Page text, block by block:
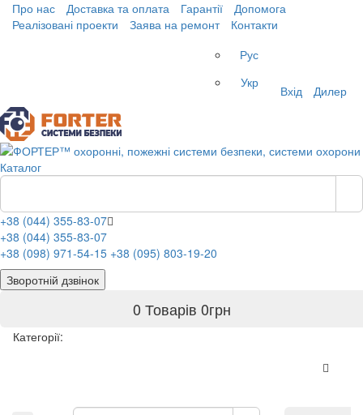
Про нас Доставка та оплата Гарантії
Допомога
Реалізовані проекти
Заява на ремонт
Контакти
Рус
Укр
Вхід Дилер
Каталог
+38 (044) 355-83-07
+38 (044) 355-83-07
+38 (098) 971-54-15 +38 (095) 803-19-20
Зворотній дзвінок
0 Товарів 0грн
Категорії: